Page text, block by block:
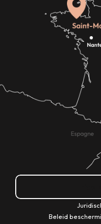
Beleid